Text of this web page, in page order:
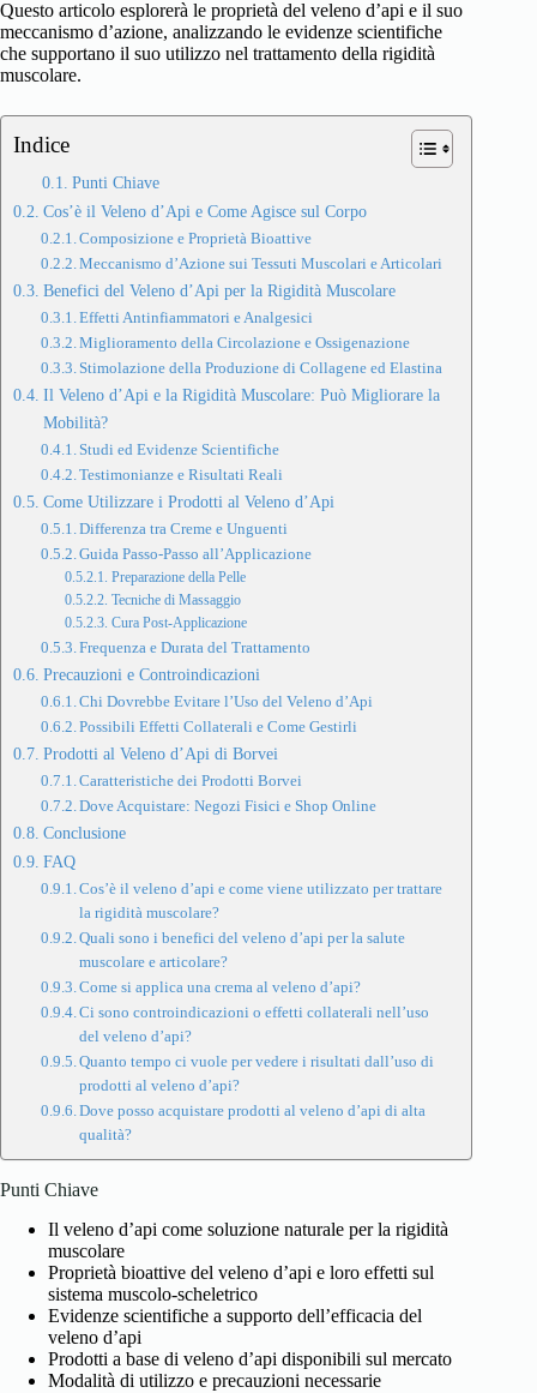
Questo articolo esplorerà le proprietà del veleno d’api e il suo
meccanismo d’azione, analizzando le evidenze scientifiche
che supportano il suo utilizzo nel trattamento della rigidità
muscolare.
Indice
Punti Chiave
Cos’è il Veleno d’Api e Come Agisce sul Corpo
Composizione e Proprietà Bioattive
Meccanismo d’Azione sui Tessuti Muscolari e Articolari
Benefici del Veleno d’Api per la Rigidità Muscolare
Effetti Antinfiammatori e Analgesici
Miglioramento della Circolazione e Ossigenazione
Stimolazione della Produzione di Collagene ed Elastina
Il Veleno d’Api e la Rigidità Muscolare: Può Migliorare la
Mobilità?
Studi ed Evidenze Scientifiche
Testimonianze e Risultati Reali
Come Utilizzare i Prodotti al Veleno d’Api
Differenza tra Creme e Unguenti
Guida Passo-Passo all’Applicazione
Preparazione della Pelle
Tecniche di Massaggio
Cura Post-Applicazione
Frequenza e Durata del Trattamento
Precauzioni e Controindicazioni
Chi Dovrebbe Evitare l’Uso del Veleno d’Api
Possibili Effetti Collaterali e Come Gestirli
Prodotti al Veleno d’Api di Borvei
Caratteristiche dei Prodotti Borvei
Dove Acquistare: Negozi Fisici e Shop Online
Conclusione
FAQ
Cos’è il veleno d’api e come viene utilizzato per trattare
la rigidità muscolare?
Quali sono i benefici del veleno d’api per la salute
muscolare e articolare?
Come si applica una crema al veleno d’api?
Ci sono controindicazioni o effetti collaterali nell’uso
del veleno d’api?
Quanto tempo ci vuole per vedere i risultati dall’uso di
prodotti al veleno d’api?
Dove posso acquistare prodotti al veleno d’api di alta
qualità?
Punti Chiave
Il veleno d’api come soluzione naturale per la rigidità
muscolare
Proprietà bioattive del veleno d’api e loro effetti sul
sistema muscolo-scheletrico
Evidenze scientifiche a supporto dell’efficacia del
veleno d’api
Prodotti a base di veleno d’api disponibili sul mercato
Modalità di utilizzo e precauzioni necessarie